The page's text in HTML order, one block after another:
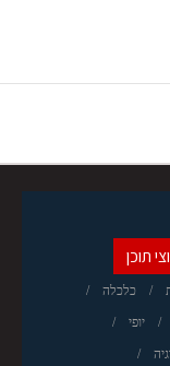
תוכן
כלכלה
יופי